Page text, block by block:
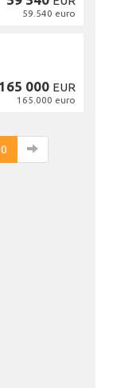
59.540 euro
165 000 EUR
165.000 euro